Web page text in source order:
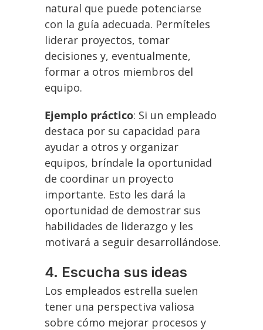
natural que puede potenciarse
con la guía adecuada. Permíteles
liderar proyectos, tomar
decisiones y, eventualmente,
formar a otros miembros del
equipo.
Ejemplo práctico: Si un empleado
destaca por su capacidad para
ayudar a otros y organizar
equipos, bríndale la oportunidad
de coordinar un proyecto
importante. Esto les dará la
oportunidad de demostrar sus
habilidades de liderazgo y les
motivará a seguir desarrollándose.
4. Escucha sus ideas
Los empleados estrella suelen
tener una perspectiva valiosa
sobre cómo mejorar procesos y